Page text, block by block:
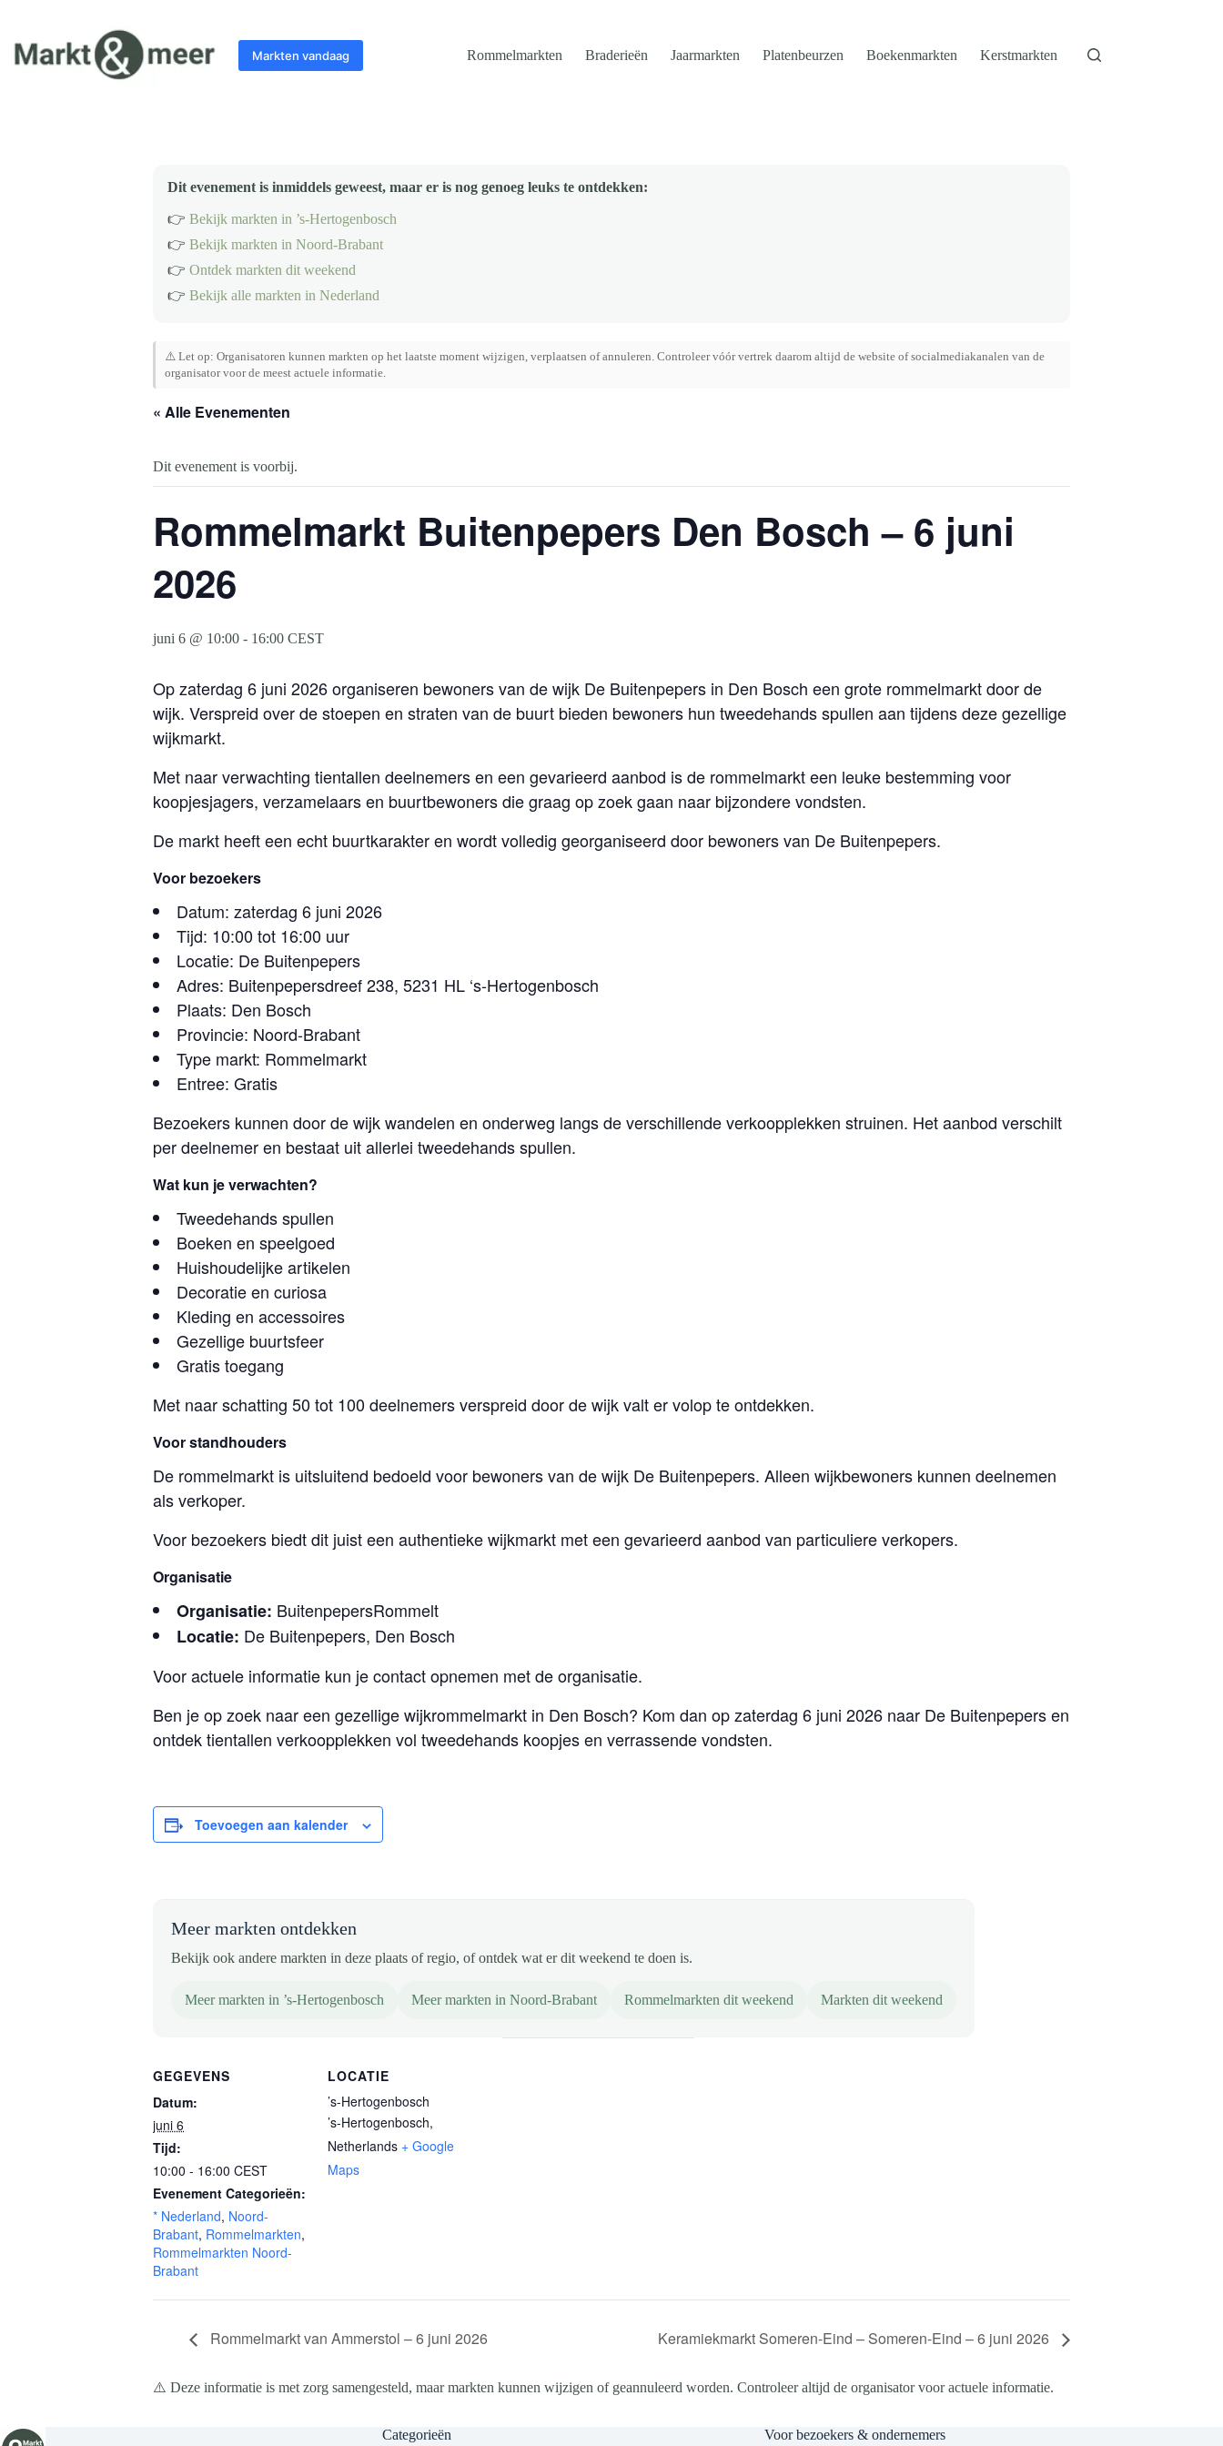
inhoud
Markten vandaag Rommelmarkten Braderieën Jaarmarkten Platenbeurzen Boekenmarkten Kerstmarkten
Dit evenement is inmiddels geweest, maar er is nog genoeg leuks te ontdekken:
👉 Bekijk markten in ’s-Hertogenbosch
👉 Bekijk markten in Noord-Brabant
👉 Ontdek markten dit weekend
👉 Bekijk alle markten in Nederland
⚠️ Let op: Organisatoren kunnen markten op het laatste moment wijzigen, verplaatsen of annuleren. Controleer vóór vertrek daarom altijd de website of socialmediakanalen van de
organisator voor de meest actuele informatie.
« Alle Evenementen
Dit evenement is voorbij.
Rommelmarkt Buitenpepers Den Bosch – 6 juni
2026
juni 6 @ 10:00 - 16:00 CEST
Op zaterdag 6 juni 2026 organiseren bewoners van de wijk De Buitenpepers in Den Bosch een grote rommelmarkt door de
wijk. Verspreid over de stoepen en straten van de buurt bieden bewoners hun tweedehands spullen aan tijdens deze gezellige
wijkmarkt.
Met naar verwachting tientallen deelnemers en een gevarieerd aanbod is de rommelmarkt een leuke bestemming voor
koopjesjagers, verzamelaars en buurtbewoners die graag op zoek gaan naar bijzondere vondsten.
De markt heeft een echt buurtkarakter en wordt volledig georganiseerd door bewoners van De Buitenpepers.
Voor bezoekers
Datum: zaterdag 6 juni 2026
Tijd: 10:00 tot 16:00 uur
Locatie: De Buitenpepers
Adres: Buitenpepersdreef 238, 5231 HL ‘s-Hertogenbosch
Plaats: Den Bosch
Provincie: Noord-Brabant
Type markt: Rommelmarkt
Entree: Gratis
Bezoekers kunnen door de wijk wandelen en onderweg langs de verschillende verkoopplekken struinen. Het aanbod verschilt
per deelnemer en bestaat uit allerlei tweedehands spullen.
Wat kun je verwachten?
Tweedehands spullen
Boeken en speelgoed
Huishoudelijke artikelen
Decoratie en curiosa
Kleding en accessoires
Gezellige buurtsfeer
Gratis toegang
Met naar schatting 50 tot 100 deelnemers verspreid door de wijk valt er volop te ontdekken.
Voor standhouders
De rommelmarkt is uitsluitend bedoeld voor bewoners van de wijk De Buitenpepers. Alleen wijkbewoners kunnen deelnemen
als verkoper.
Voor bezoekers biedt dit juist een authentieke wijkmarkt met een gevarieerd aanbod van particuliere verkopers.
Organisatie
Organisatie: BuitenpepersRommelt
Locatie: De Buitenpepers, Den Bosch
Voor actuele informatie kun je contact opnemen met de organisatie.
Ben je op zoek naar een gezellige wijkrommelmarkt in Den Bosch? Kom dan op zaterdag 6 juni 2026 naar De Buitenpepers en
ontdek tientallen verkoopplekken vol tweedehands koopjes en verrassende vondsten.
Toevoegen aan kalender
Meer markten ontdekken
Bekijk ook andere markten in deze plaats of regio, of ontdek wat er dit weekend te doen is.
Meer markten in ’s-Hertogenbosch Meer markten in Noord-Brabant Rommelmarkten dit weekend Markten dit weekend
GEGEVENS
Datum:
juni 6
Tijd:
10:00 - 16:00 CEST
Evenement Categorieën:
* Nederland, Noord-
Brabant, Rommelmarkten,
Rommelmarkten Noord-
Brabant
LOCATIE
’s-Hertogenbosch
’s-Hertogenbosch,
Netherlands + Google
Maps
Rommelmarkt van Ammerstol – 6 juni 2026 Keramiekmarkt Someren-Eind – Someren-Eind – 6 juni 2026
⚠️ Deze informatie is met zorg samengesteld, maar markten kunnen wijzigen of geannuleerd worden. Controleer altijd de organisator voor actuele informatie.
Categorieën Voor bezoekers & ondernemers